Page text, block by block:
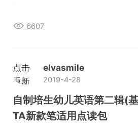
6607
点击
重新
加载
elvasmile
2019-4-28
自制培生幼儿英语第二辑(
TA新款笔适用点读包